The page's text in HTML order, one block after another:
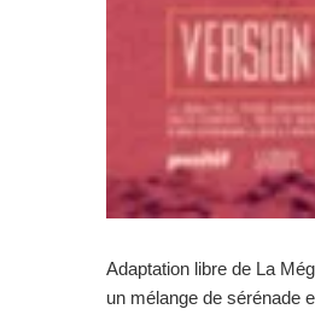
Adaptation libre de La
un mélange de sérénade